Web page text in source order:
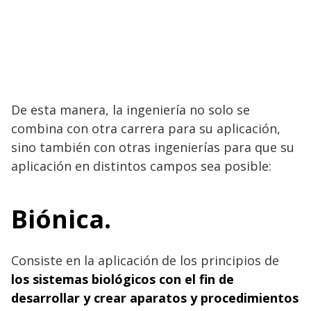
De esta manera, la ingeniería no solo se
combina con otra carrera para su aplicación,
sino también con otras ingenierías para que su
aplicación en distintos campos sea posible:
Biónica.
Consiste en la aplicación de los principios de
los sistemas biológicos con el fin de
desarrollar y crear aparatos y procedimientos